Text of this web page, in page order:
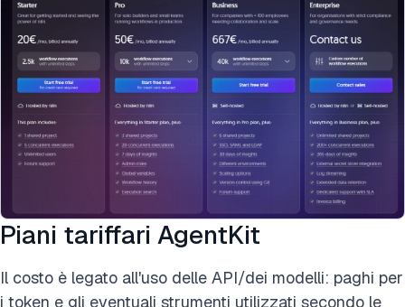
Piani tariffari AgentKit
Il costo è legato all'uso delle API/dei modelli: paghi per
i token e gli eventuali strumenti utilizzati secondo le